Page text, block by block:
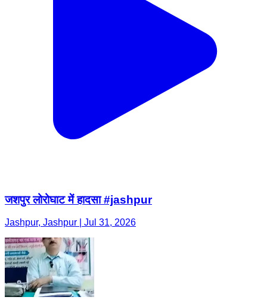
जशपुर लोरोघाट में हादसा #jashpur
Jashpur, Jashpur | Jul 31, 2026